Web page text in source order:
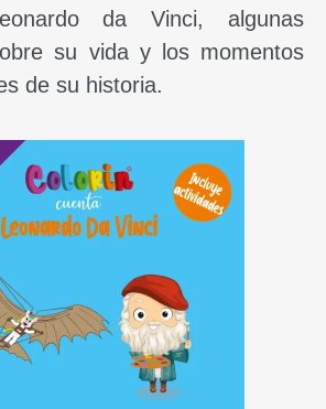
da Vinci, algunas
su vida y los momentos
de su historia.